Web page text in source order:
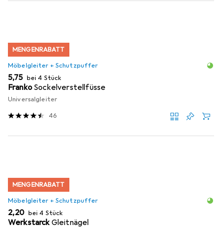
MENGENRABATT
Möbelgleiter + Schutzpuffer
EUR
5,75 bei 4 Stück
Franko Sockelverstellfüsse
Universalgleiter
46
MENGENRABATT
Möbelgleiter + Schutzpuffer
EUR
2,20 bei 4 Stück
WerkstarckGleitnägel